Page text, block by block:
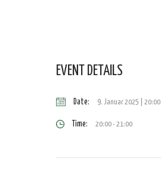
EVENT DETAILS
Date: 9. Januar 2025 | 20:00
Time: 20:00 - 21:00